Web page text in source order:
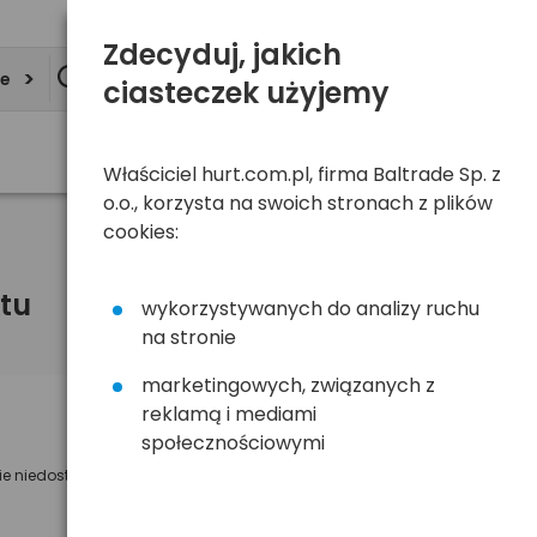
niedostępny
Powiadom mnie o dostępności
Zdecyduj, jakich
ciasteczek użyjemy
Właściciel hurt.com.pl, firma Baltrade Sp. z
o.o., korzysta na swoich stronach z plików
cookies:
wykorzystywanych do analizy ruchu
na stronie
marketingowych, związanych z
reklamą i mediami
społecznościowymi